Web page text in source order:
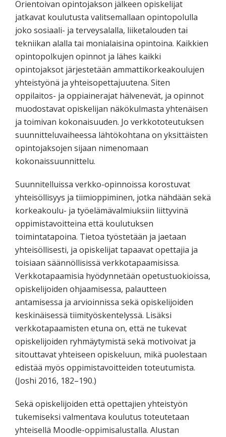
Orientoivan opintojakson jälkeen opiskelijat
jatkavat koulutusta valitsemallaan opintopolulla
joko sosiaali- ja terveysalalla, liiketalouden tai
tekniikan alalla tai monialaisina opintoina. Kaikkien
opintopolkujen opinnot ja lähes kaikki
opintojaksot järjestetään ammattikorkeakoulujen
yhteistyönä ja yhteisopettajuutena. Siten
oppilaitos- ja oppiainerajat hälvenevät, ja opinnot
muodostavat opiskelijan näkökulmasta yhtenäisen
ja toimivan kokonaisuuden. Jo verkkototeutuksen
suunnitteluvaiheessa lähtökohtana on yksittäisten
opintojaksojen sijaan nimenomaan
kokonaissuunnittelu.
Suunnitelluissa verkko-opinnoissa korostuvat
yhteisöllisyys ja tiimioppiminen, jotka nähdään sekä
korkeakoulu- ja työelämävalmiuksiin liittyvinä
oppimistavoitteina että koulutuksen
toimintatapoina. Tietoa työstetään ja jaetaan
yhteisöllisesti, ja opiskelijat tapaavat opettajia ja
toisiaan säännöllisissä verkkotapaamisissa.
Verkkotapaamisia hyödynnetään opetustuokioissa,
opiskelijoiden ohjaamisessa, palautteen
antamisessa ja arvioinnissa sekä opiskelijoiden
keskinäisessä tiimityöskentelyssä. Lisäksi
verkkotapaamisten etuna on, että ne tukevat
opiskelijoiden ryhmäytymistä sekä motivoivat ja
sitouttavat yhteiseen opiskeluun, mikä puolestaan
edistää myös oppimistavoitteiden toteutumista.
(Joshi 2016, 182–190.)
Sekä opiskelijoiden että opettajien yhteistyön
tukemiseksi valmentava koulutus toteutetaan
yhteisellä Moodle-oppimisalustalla. Alustan